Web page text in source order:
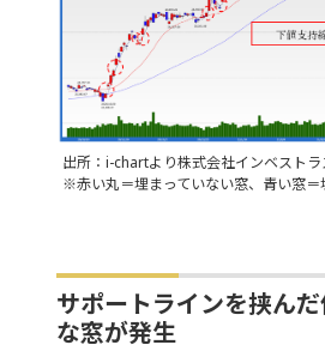
出所：i-chartより株式会社インベストラ
※赤い丸＝埋まっていない窓、青い窓＝
サポートラインを挟ん
な窓が発生